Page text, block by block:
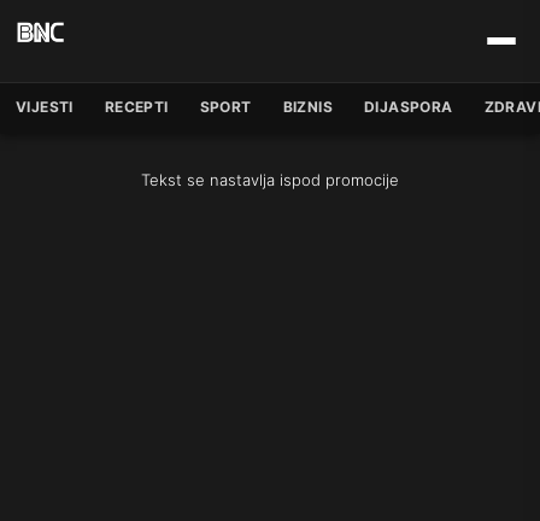
VIJESTI RECEPTI SPORT BIZNIS DIJASPORA
Tekst se nastavlja ispod promocije